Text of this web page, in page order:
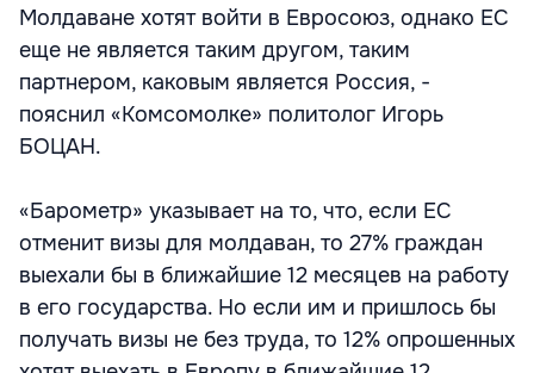
Молдаване хотят войти в Евросоюз, однако ЕС
еще не является таким другом, таким
партнером, каковым является Россия, -
пояснил «Комсомолке» политолог Игорь
БОЦАН.
«Барометр» указывает на то, что, если ЕС
отменит визы для молдаван, то 27% граждан
выехали бы в ближайшие 12 месяцев на работу
в его государства. Но если им и пришлось бы
получать визы не без труда, то 12% опрошенных